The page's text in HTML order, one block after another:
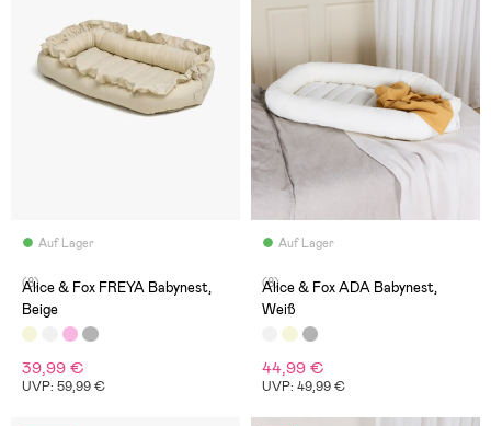
Auf Lager
(8)
Alice & Fox FREYA Babynest,
Beige
39,99 €
UVP: 59,99 €
Auf Lager
(8)
Alice & Fox ADA Babynest,
Weiß
44,99 €
UVP: 49,99 €